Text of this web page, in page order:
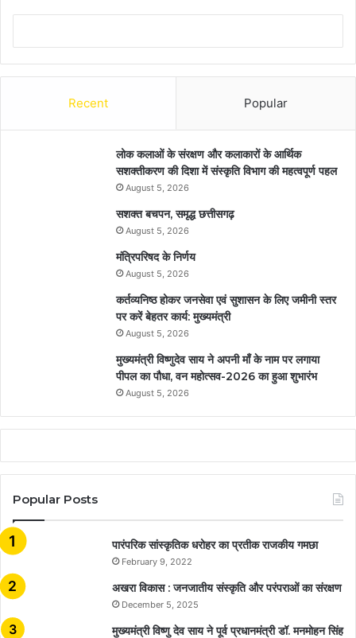
Recent Popular
लोक कलाओं के संरक्षण और कलाकारों के आर्थिक
सशक्तीकरण की दिशा में संस्कृति विभाग की महत्वपूर्ण पहल
August 5, 2026
सशक्त बचपन, समृद्ध छत्तीसगढ़
August 5, 2026
मंत्रिपरिषद के निर्णय
August 5, 2026
कर्तव्यनिष्ठ होकर जनसेवा एवं सुशासन के लिए जमीनी स्तर
पर करें बेहतर कार्य: मुख्यमंत्री
August 5, 2026
मुख्यमंत्री विष्णुदेव साय ने अपनी माँ के नाम पर लगाया
पीपल का पौधा, वन महोत्सव-2026 का हुआ शुभारंभ
August 5, 2026
Popular Posts
​​​​​​​पारंपरिक सांस्कृतिक धरोहर का प्रतीक राजकीय गमछा
February 9, 2022
अखरा विकास : जनजातीय संस्कृति और परंपराओं का संरक्षण
December 5, 2025
मुख्यमंत्री विष्णु देव साय ने पूर्व प्रधानमंत्री डॉ. मनमोहन सिंह